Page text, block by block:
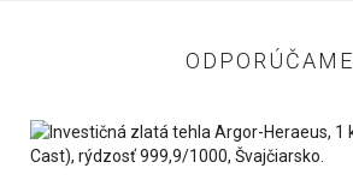
ODPORÚČAME